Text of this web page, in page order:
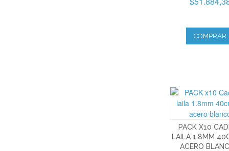
COMPRAR
PACK X10
LAILA 1.8MM
ACERO